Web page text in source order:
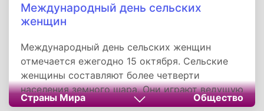
Международный день сельских
женщин
Международный день сельских женщин
отмечается ежегодно 15 октября. Сельские
женщины составляют более четверти
населения земного шара. Они играют ведущую
роль в производстве продовольствия, в
Страны Мира Общество